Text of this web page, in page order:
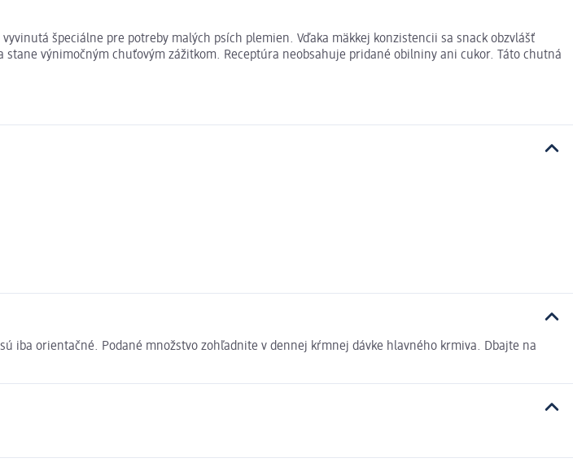
špeciálne pre potreby malých psích plemien. Vďaka mäkkej konzistencii sa snack obzvlášť
výnimočným chuťovým zážitkom. Receptúra neobsahuje pridané obilniny ani cukor. Táto chutná
iba orientačné. Podané množstvo zohľadnite v dennej kŕmnej dávke hlavného krmiva. Dbajte na